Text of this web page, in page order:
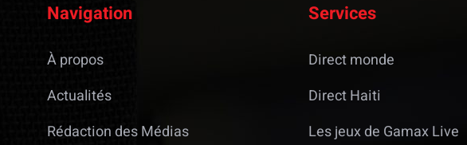
Navigation
À propos
Actualités
Rédaction des Médias
Services
Direct monde
Direct Haiti
Les jeux de Gamax Live